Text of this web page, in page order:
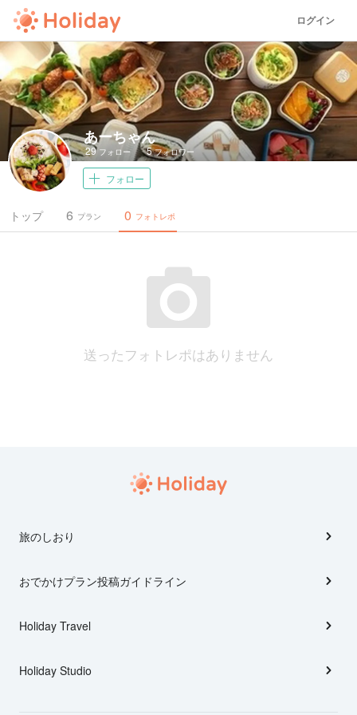
ログイン
あーちゃん
29 フォロー 5フォロワー
フォロー
トップ プラン
6 フォトレポ
0
送ったフォトレポはありません
旅のしおり
おでかけプラン投稿ガイドライン
Holiday Travel
Holiday Studio